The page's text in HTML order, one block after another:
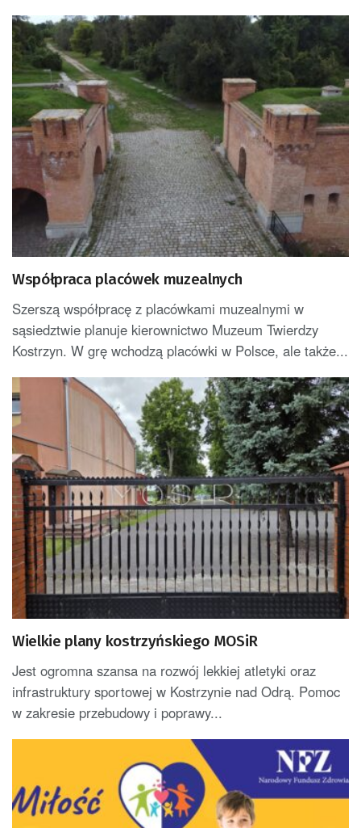
Współpraca placówek muzealnych
Szerszą współpracę z placówkami muzealnymi w
sąsiedztwie planuje kierownictwo Muzeum Twierdzy
Kostrzyn. W grę wchodzą placówki w Polsce, ale także...
Wielkie plany kostrzyńskiego MOSiR
Jest ogromna szansa na rozwój lekkiej atletyki oraz
infrastruktury sportowej w Kostrzynie nad Odrą. Pomoc
w zakresie przebudowy i poprawy...